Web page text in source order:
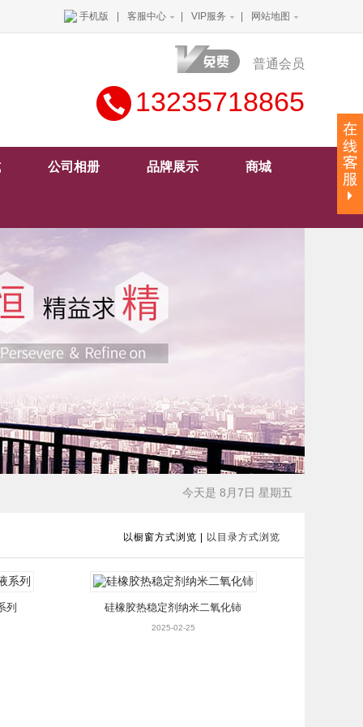
手机版 客服中心 VIP服务 网站地图
普通会员
13235718865
公司相册 品牌展示 商城
今天是 8月7日 星期五
以橱窗方式浏览 以目录方式浏览
列 硅橡胶热稳定剂纳米二氧化铈
2025-02-25